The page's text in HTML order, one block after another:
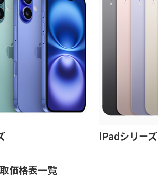
iPadシリーズ
価格表一覧